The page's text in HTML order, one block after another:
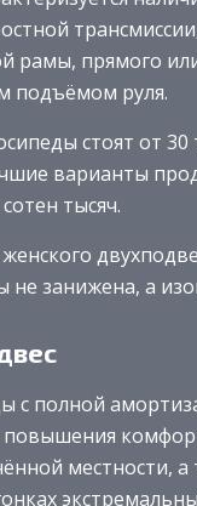
рамы, прямого
подъёмом руля.
стоят от 30
варианты
тысяч.
не занижена, а
с полной
местности, а